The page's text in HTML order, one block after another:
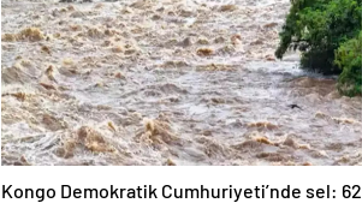
duyuyor
Kongo Demokratik Cumhuriyeti’nde sel: 62